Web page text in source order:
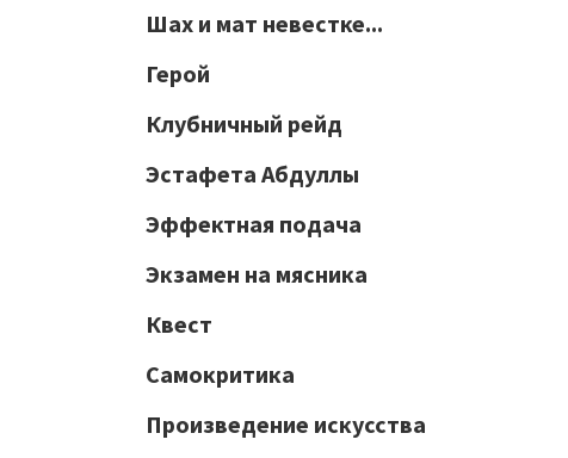
Шах и мат невестке...
Герой
Клубничный рейд
Эстафета Абдуллы
Эффектная подача
Экзамен на мясника
Квест
Самокритика
Произведение искусства